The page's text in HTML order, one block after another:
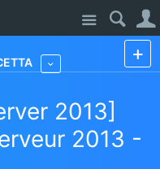
Site
2013]
2013 -